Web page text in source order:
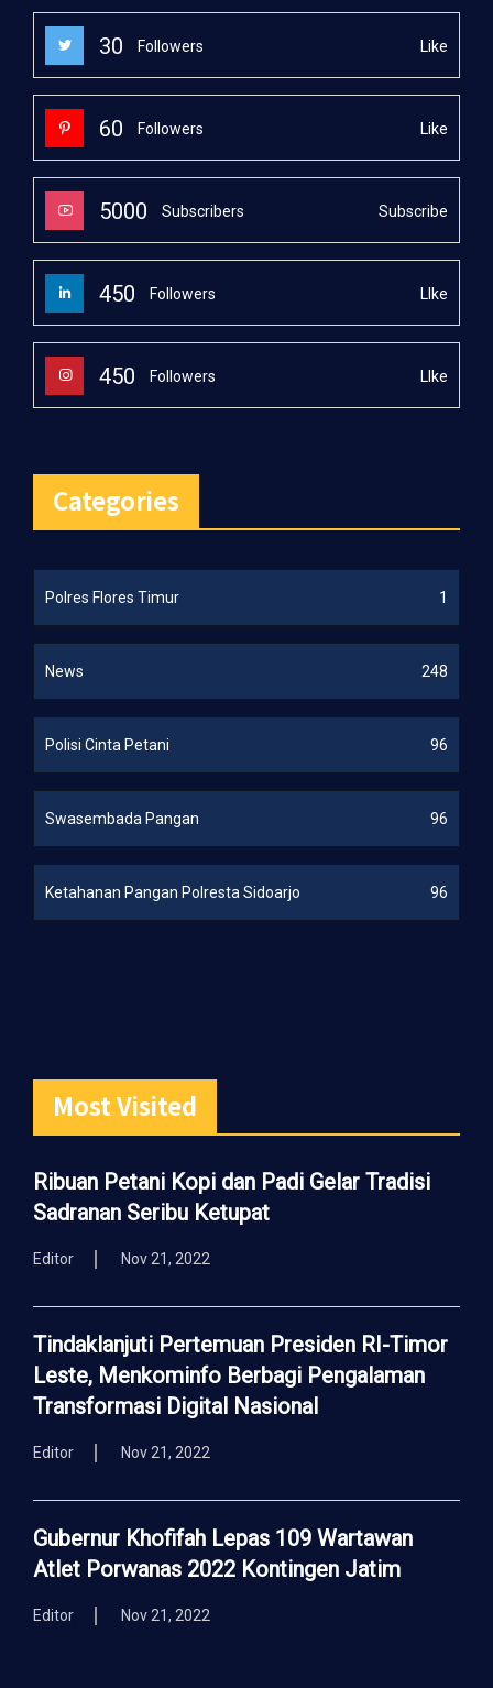
30 Followers Like
60 Followers Like
5000 Subscribers Subscribe
450 Followers LIke
450 Followers LIke
Categories
Polres Flores Timur 1
News 248
Polisi Cinta Petani 96
Swasembada Pangan 96
Ketahanan Pangan Polresta Sidoarjo 96
Most Visited
Ribuan Petani Kopi dan Padi Gelar Tradisi
Sadranan Seribu Ketupat
Editor Nov 21, 2022
Tindaklanjuti Pertemuan Presiden RI-Timor
Leste, Menkominfo Berbagi Pengalaman
Transformasi Digital Nasional
Editor Nov 21, 2022
Gubernur Khofifah Lepas 109 Wartawan
Atlet Porwanas 2022 Kontingen Jatim
Editor Nov 21, 2022